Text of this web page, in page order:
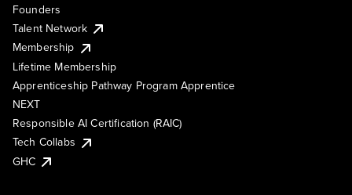
Founders
Talent Network
Membership
Lifetime Membership
Apprenticeship Pathway Program Apprentice
NEXT
Responsible AI Certification (RAIC)
Tech Collabs
GHC